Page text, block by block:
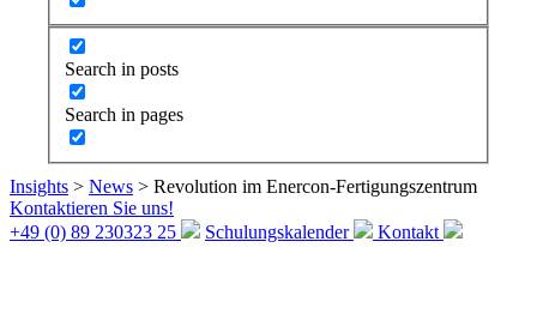
Search in posts
Search in pages
Insights > News > Revolution im Enercon-Fertigungszentrum
Kontaktieren Sie uns!
+49 (0) 89 230323 25
Schulungskalender Kontakt